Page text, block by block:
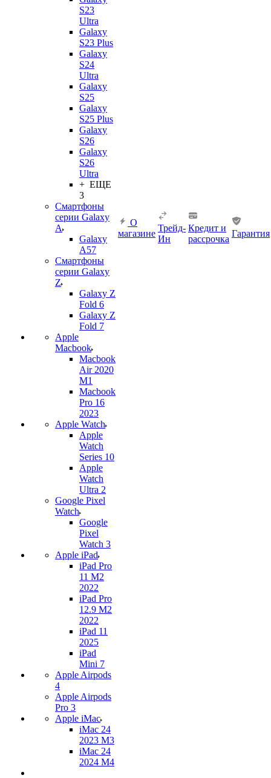
S23
Ultra
Galaxy
S23 Plus
Galaxy
S24
Ultra
Galaxy
S25
Galaxy
S25 Plus
Galaxy
S26
Galaxy
S26
Ultra
+ ЕЩЕ
3
Смартфоны
серии Galaxy
A
Galaxy
A57
Смартфоны
серии Galaxy
Z
Galaxy Z
Fold 6
Galaxy Z
Fold 7
Apple
Macbook
Macbook
Air 2020
M1
Macbook
Pro 16
2023
Apple Watch
Apple
Watch
Series 10
Apple
Watch
Ultra 2
Google Pixel
Watch
Google
Pixel
Watch 3
Apple iPad
iPad Pro
11 M2
2022
iPad Pro
12.9 M2
2022
iPad 11
2025
iPad
Mini 7
Apple Airpods
4
Apple Airpods
Pro 3
Apple iMac
iMac 24
2023 M3
iMac 24
2024 M4
О
магазине
Трейд-
Ин
Кредит и
рассрочка
Гарантия